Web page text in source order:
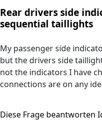
Rear drivers side
sequential taillights
My passenger side
but the drivers side
not the indicators I have
connections are on any
Diese Frage beantworten